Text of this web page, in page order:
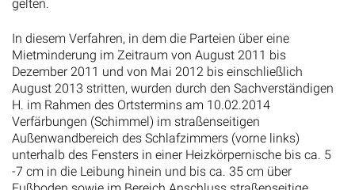
gelten.
In diesem Verfahren, in dem die Parteien über eine
Mietminderung im Zeitraum von August 2011 bis
Dezember 2011 und von Mai 2012 bis einschließlich
August 2013 stritten, wurden durch den Sachverständigen
H. im Rahmen des Ortstermins am 10.02.2014
Verfärbungen (Schimmel) im straßenseitigen
Außenwandbereich des Schlafzimmers (vorne links)
unterhalb des Fensters in einer Heizkörpernische bis ca. 5
-7 cm in die Leibung hinein und bis ca. 35 cm über